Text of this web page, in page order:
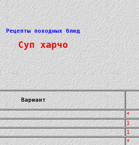
Рецепты походных блюд
Суп харчо
Вариант
*
1
1
*